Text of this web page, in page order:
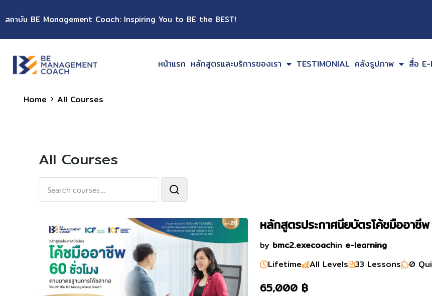
สถาบัน BE Management Coach: Inspiring You to BE the BEST!
หน้าแรก หลักสูตรและบริการของเรา TESTIMONIAL คลังรูปภาพ สื่อ E-
Home All Courses
All Courses
หลักสูตรประกาศนียบัตรโค้ชมืออาชี
by bmc2.execoachin e-learning
Lifetime
All Levels 33 Lessons 0
65,000 ฿